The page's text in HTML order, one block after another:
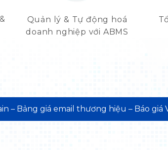
Quản lý & Tự động hoá
doanh nghiệp với ABMS
– Bảng giá email thương hiệu – Báo giá